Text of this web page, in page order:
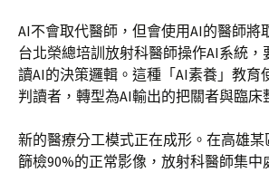
AI不會取代醫師，但會使用AI的醫師將
台北榮總培訓放射科醫師操作AI系統，
讀AI的決策邏輯。這種「AI素養」教育
判讀者，轉型為AI輸出的把關者與臨床
新的醫療分工模式正在成形。在高雄
篩檢90%的正常影像，放射科醫師集中